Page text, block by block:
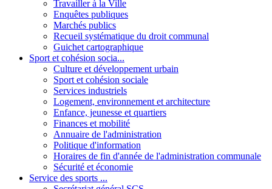
Travailler à la Ville
Enquêtes publiques
Marchés publics
Recueil systématique du droit communal
Guichet cartographique
Sport et cohésion socia...
Culture et développement urbain
Sport et cohésion sociale
Services industriels
Logement, environnement et architecture
Enfance, jeunesse et quartiers
Finances et mobilité
Annuaire de l'administration
Politique d'information
Horaires de fin d'année de l'administration communale
Sécurité et économie
Service des sports ...